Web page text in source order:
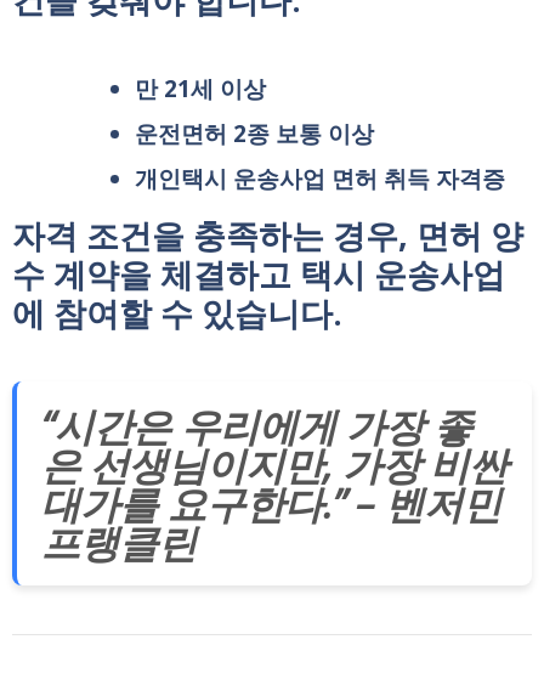
만 21세 이상
운전면허 2종 보통 이상
개인택시 운송사업 면허 취득 자격증
자격 조건을 충족하는 경우, 면허 양
수 계약을 체결하고 택시 운송사업
에 참여할 수 있습니다.
“시간은 우리에게 가장 좋
은 선생님이지만, 가장 비싼
대가를 요구한다.” – 벤저민
프랭클린